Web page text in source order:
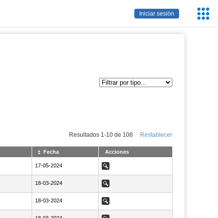
Iniciar sesión
Resultados 1 -10de 108 Restablecer
Fecha Acciones
NaN17-05-2024
17-05-2024 Ver
NaN18-03-2024
18-03-2024 Ver
NaN18-03-2024
18-03-2024 Ver